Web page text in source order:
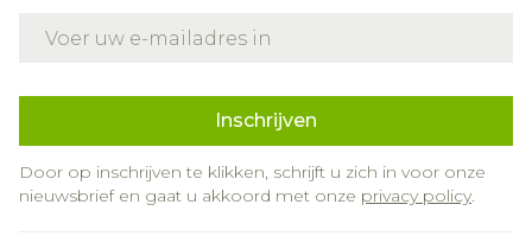
Inschrijven
Door op inschrijven te klikken, schrijft u zich in voor onze
nieuwsbrief en gaat u akkoord met onze privacy policy.